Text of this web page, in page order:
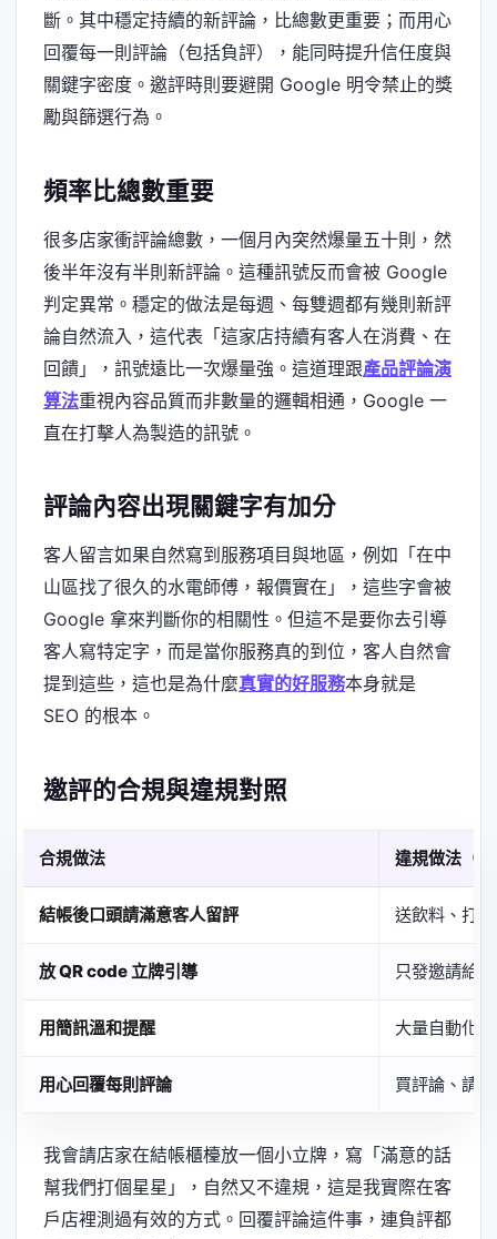
斷。其中穩定持續的新評論，比總數更重要；而用心
回覆每一則評論（包括負評），能同時提升信任度與
關鍵字密度。邀評時則要避開 Google 明令禁止的獎
勵與篩選行為。
頻率比總數重要
很多店家衝評論總數，一個月內突然爆量五十則，然
後半年沒有半則新評論。這種訊號反而會被 Google
判定異常。穩定的做法是每週、每雙週都有幾則新評
論自然流入，這代表「這家店持續有客人在消費、在
回饋」，訊號遠比一次爆量強。這道理跟產品評論演
算法重視內容品質而非數量的邏輯相通，Google 一
直在打擊人為製造的訊號。
評論內容出現關鍵字有加分
客人留言如果自然寫到服務項目與地區，例如「在中
山區找了很久的水電師傅，報價實在」，這些字會被
Google 拿來判斷你的相關性。但這不是要你去引導
客人寫特定字，而是當你服務真的到位，客人自然會
提到這些，這也是為什麼真實的好服務本身就是
SEO 的根本。
邀評的合規與違規對照
合規做法 違規做法（
結帳後口頭請滿意客人留評 送飲料、打
放 QR code 立牌引導 只發邀請給
用簡訊溫和提醒 大量自動化
用心回覆每則評論 買評論、請
我會請店家在結帳櫃檯放一個小立牌，寫「滿意的話
幫我們打個星星」，自然又不違規，這是我實際在客
戶店裡測過有效的方式。回覆評論這件事，連負評都